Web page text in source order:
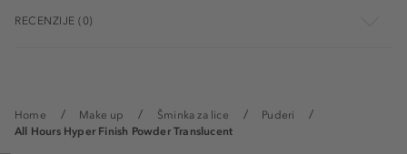
Home Make up Šminka za lice
Puderi
All Hours Hyper Finish Powder Translucent
RECENZIJE (0)